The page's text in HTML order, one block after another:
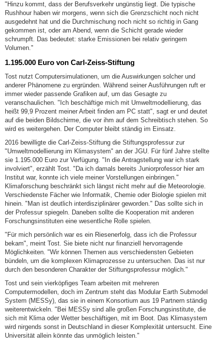
"Hinzu kommt, dass der Berufsverkehr ungünstig liegt. Die typische
Rushhour haben wir morgens, wenn sich die Grenzschicht noch nicht
ausgedehnt hat und die Durchmischung noch nicht so richtig in Gang
gekommen ist, oder am Abend, wenn die Schicht gerade wieder
schrumpft. Das bedeutet: starke Emissionen bei relativ geringem
Volumen."
1.195.000 Euro von Carl-Zeiss-Stiftung
Tost nutzt Computersimulationen, um die Auswirkungen solcher und
anderer Phänomene zu ergründen. Während seiner Ausführungen ruft er
immer wieder passende Grafiken auf, um das Gesagte zu
veranschaulichen. "Ich beschäftige mich mit Umweltmodellierung, das
heißt 99,9 Prozent meiner Arbeit finden am PC statt", sagt er und deutet
auf die beiden Bildschirme, die vor ihm auf dem Schreibtisch stehen. So
wird es weitergehen. Der Computer bleibt ständig im Einsatz.
2016 bewilligte die Carl-Zeiss-Stiftung die Stiftungsprofessur zur
"Umweltmodellierung im Klimasystem" an der JGU. Für fünf Jahre stellte
sie 1.195.000 Euro zur Verfügung. "In die Antragstellung war ich stark
involviert", erzählt Tost. "Da ich damals bereits Juniorprofessor hier am
Institut war, konnte ich viele meiner Vorstellungen einbringen."
Klimaforschung beschränkt sich längst nicht mehr auf die Meteorologie.
Verschiedenste Fächer wie Informatik, Chemie oder Biologie spielen mit
hinein. "Man ist deutlich interdisziplinärer geworden." Das sollte sich in
der Professur spiegeln. Daneben sollte die Kooperation mit anderen
Forschungsinstituten eine wesentliche Rolle spielen.
"Für mich persönlich war es ein Riesenerfolg, dass ich die Professur
bekam", meint Tost. Sie biete nicht nur finanziell hervorragende
Möglichkeiten. "Wir können Themen aus verschiedensten Gebieten
bündeln, um die komplexen Klimaprozesse zu untersuchen. Das ist nur
durch den besonderen Charakter der Stiftungsprofessur möglich."
Tost und sein vierköpfiges Team arbeiten mit mehreren
Computermodellen, doch im Zentrum steht das Modular Earth Submodel
System (MESSy), das sie in einem Konsortium aus 19 Partnern ständig
weiterentwickeln. "Bei MESSy sind alle großen Forschungsinstitute, die
sich mit Klima oder Wetter beschäftigen, mit im Boot. Das Klimasystem
wird nirgends sonst in Deutschland in dieser Komplexität untersucht. Eine
Universität allein könnte das unmöglich leisten."